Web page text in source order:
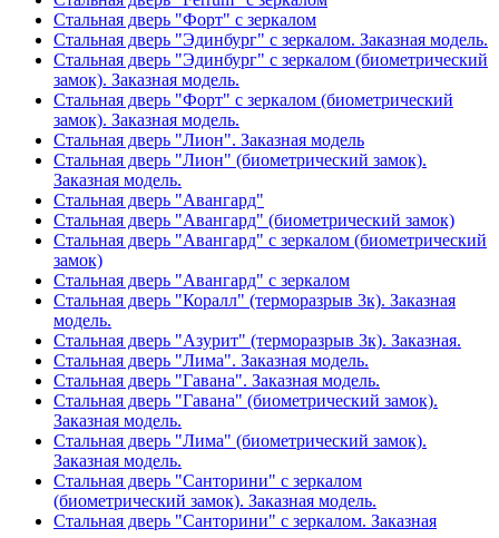
Стальная дверь "Форт" с зеркалом
Стальная дверь "Эдинбург" с зеркалом. Заказная модель.
Стальная дверь "Эдинбург" с зеркалом (биометрический
замок). Заказная модель.
Стальная дверь "Форт" с зеркалом (биометрический
замок). Заказная модель.
Стальная дверь "Лион". Заказная модель
Стальная дверь "Лион" (биометрический замок).
Заказная модель.
Стальная дверь "Авангард"
Стальная дверь "Авангард" (биометрический замок)
Стальная дверь "Авангард" с зеркалом (биометрический
замок)
Стальная дверь "Авангард" с зеркалом
Стальная дверь "Коралл" (терморазрыв 3к). Заказная
модель.
Стальная дверь "Азурит" (терморазрыв 3к). Заказная.
Стальная дверь "Лима". Заказная модель.
Стальная дверь "Гавана". Заказная модель.
Стальная дверь "Гавана" (биометрический замок).
Заказная модель.
Стальная дверь "Лима" (биометрический замок).
Заказная модель.
Стальная дверь "Санторини" с зеркалом
(биометрический замок). Заказная модель.
Стальная дверь "Санторини" с зеркалом. Заказная